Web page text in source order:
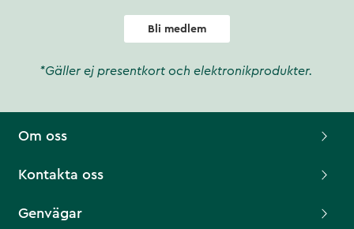
Bli medlem
*Gäller ej presentkort och elektronikprodukter.
Om oss
Kontakta oss
Genvägar